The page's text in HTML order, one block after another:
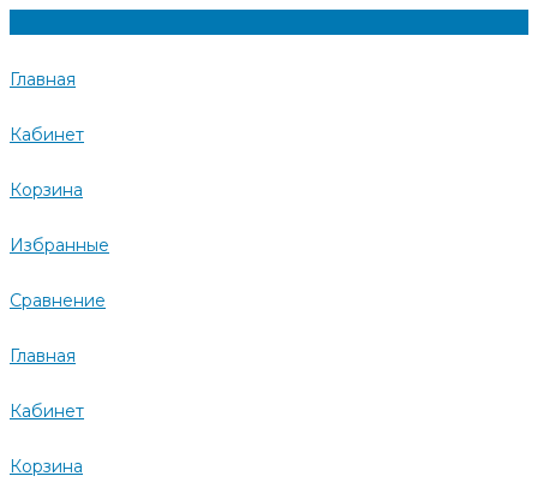
Главная
Кабинет
Корзина
Избранные
Сравнение
Главная
Кабинет
Корзина